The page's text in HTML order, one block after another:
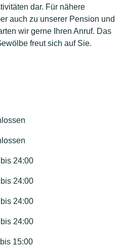
dar. Für nähere
auch zu unserer Pension und
wir gerne Ihren Anruf. Das
freut sich auf Sie.
24:00
24:00
24:00
24:00
15:00